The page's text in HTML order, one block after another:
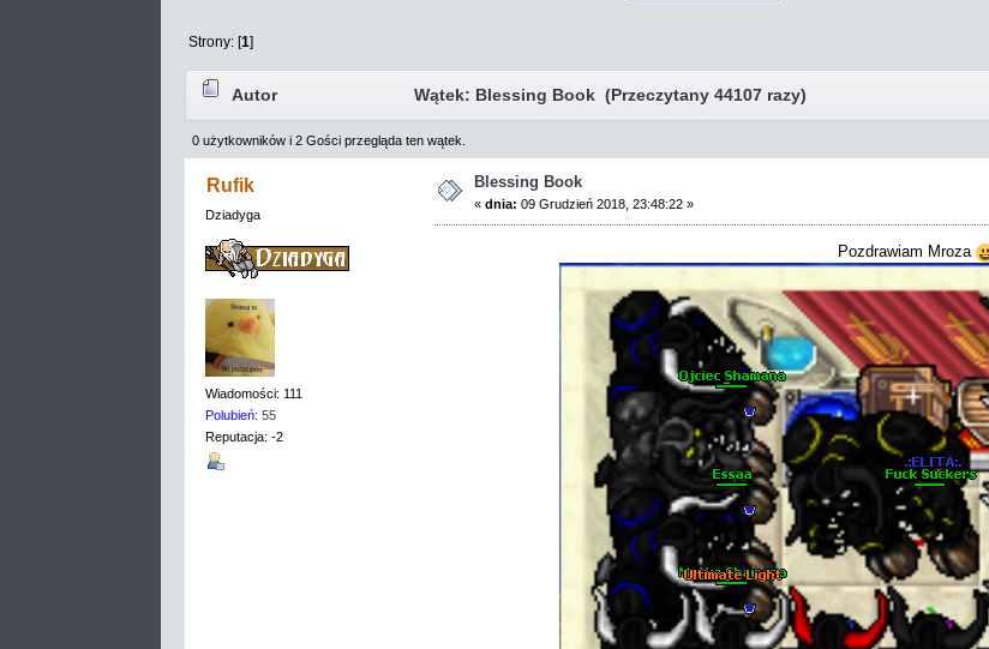
Strony: [1]
Autor Wątek: Blessing Book (Przeczytany 44107 razy)
0 użytkowników i 2 Gości przegląda ten wątek.
Rufik
Dziadyga
Wiadomości: 111
Polubień: 55
Reputacja: -2
Blessing Book
« dnia: 09 Grudzień 2018, 23:48:22 »
Pozdrawiam Mroza